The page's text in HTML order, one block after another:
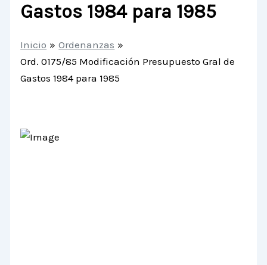
Gastos 1984 para 1985
Inicio
Ordenanzas
Ord. 0175/85 Modificación Presupuesto Gral de
Gastos 1984 para 1985